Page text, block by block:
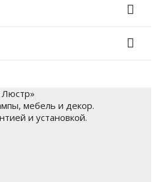
мебель и декор.
и установкой.